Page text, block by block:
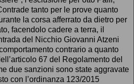
tanto per le prove quanto
la corsa afferrato da dietro per
facendolo cadere a terra, il
del Nicchio Giovanni Atzeni
contrario a quanto
67 del Regolamento del
due sanzioni sono state aggravate
con l’ordinanza 123/2015